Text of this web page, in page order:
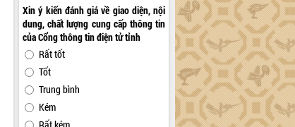
Xin ý kiến đánh giá về giao diện, nội
dung, chất lượng cung cấp thông tin
của Cổng thông tin điện tử tỉnh
Rất tốt
Tốt
Trung bình
Kém